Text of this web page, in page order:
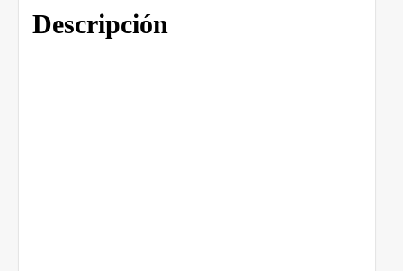
Descripción